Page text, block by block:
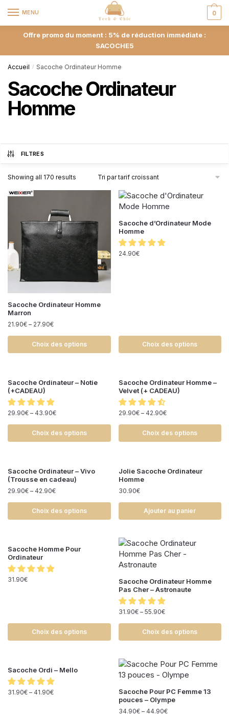
MENU 0
Offre promo du moment : 5% de réduction immédiate :
SACOCHE5
Accueil / Sacoche Ordinateur Homme
Sacoche Ordinateur
Homme
FILTRES
Showing all 170 results
Sacoche Ordinateur Homme
Marron
21.90€ – 27.90€
Choix des options
Sacoche d’Ordinateur Mode
Homme
24.90€
Choix des options
Sacoche Ordinateur – Notie
(+CADEAU)
29.90€ – 43.90€
Choix des options
Sacoche Ordinateur Homme –
Velvet (+ CADEAU)
29.90€– 42.90€
Choix des options
Sacoche Ordinateur – Vivo
(Trousse en cadeau)
29.90€ – 42.90€
Choix des options
Jolie Sacoche Ordinateur
Homme
30.90€
Ajouter au panier
Sacoche Homme Pour
Ordinateur
31.90€
Choix des options
Sacoche Ordinateur Homme
Pas Cher – Astronaute
31.90€– 55.90€
Choix des options
Sacoche Ordi – Mello
31.90€ – 41.90€
Sacoche Pour PC Femme 13
pouces – Olympe
34.90€– 44.90€